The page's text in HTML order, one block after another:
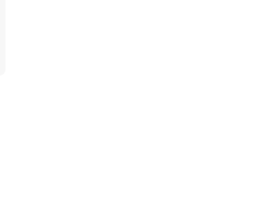
閲覧環境により、実際の色
めご了承ください。
ください。